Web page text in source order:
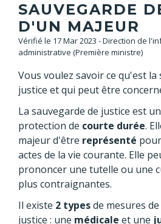
SAUVEGARDE
D'UN MAJEUR
Vérifié le 17 Mar 2023 - Direction de
administrative (Première ministre)
Vous voulez savoir ce qu'est la
justice et qui peut être
La sauvegarde de justice est
protection de courte durée.
majeur d'être représenté
actes de la vie courante. Elle
prononcer une tutelle ou une
plus contraignantes.
Il existe 2 typesde mesures
justice : une médicale et une